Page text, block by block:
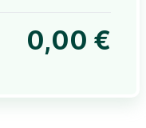
0,00 €